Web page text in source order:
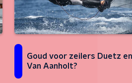
Goud voor zeilers Duetz en
Van Aanholt?